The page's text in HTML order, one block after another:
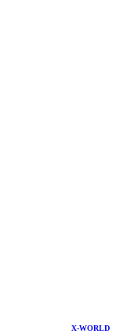
X-WORLD